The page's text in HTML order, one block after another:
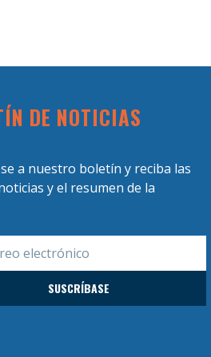
DE NOTICIAS
a nuestro boletín y reciba las
y el resumen de la